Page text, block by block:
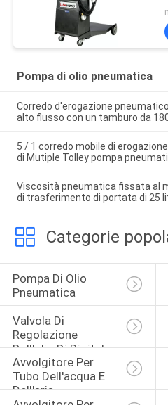
Pompa di olio pneumatica
Corredo d'erogazione
alto flusso con un tamburo da
5 / 1 corredo mobile di
di Mutiple Tolley pompa
Viscosità pneumatica fissata al
di trasferimento di portata di 25
Categorie
Pompa Di Olio
Pneumatica
Valvola Di
Regolazione
Dell'olio Di Digital
Avvolgitore Per
Tubo Dell'acqua E
Dell'aria